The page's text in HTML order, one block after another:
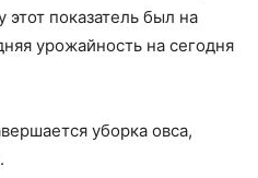
этот показатель был на
урожайность на сегодня
уборка овса,